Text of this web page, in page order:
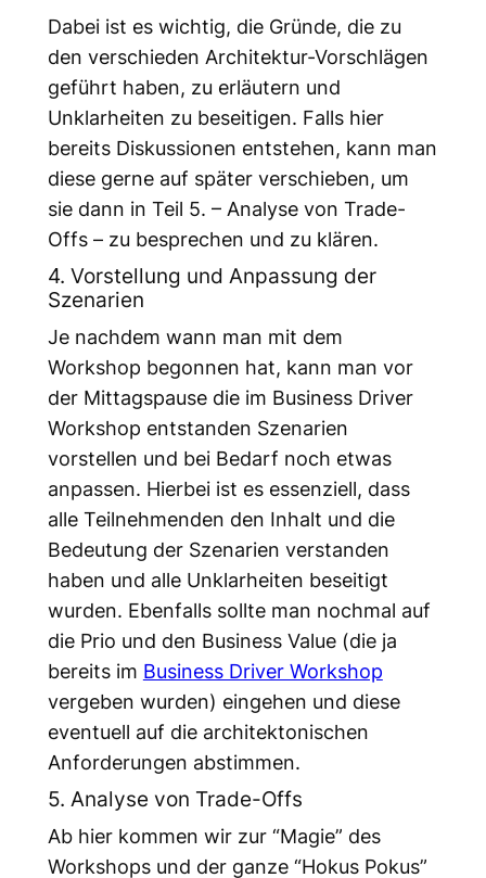
Dabei ist es wichtig, die Gründe, die zu
den verschieden Architektur-Vorschlägen
geführt haben, zu erläutern und
Unklarheiten zu beseitigen. Falls hier
bereits Diskussionen entstehen, kann man
diese gerne auf später verschieben, um
sie dann in Teil 5. – Analyse von Trade-
Offs – zu besprechen und zu klären.
4. Vorstellung und Anpassung der
Szenarien
Je nachdem wann man mit dem
Workshop begonnen hat, kann man vor
der Mittagspause die im Business Driver
Workshop entstanden Szenarien
vorstellen und bei Bedarf noch etwas
anpassen. Hierbei ist es essenziell, dass
alle Teilnehmenden den Inhalt und die
Bedeutung der Szenarien verstanden
haben und alle Unklarheiten beseitigt
wurden. Ebenfalls sollte man nochmal auf
die Prio und den Business Value (die ja
bereits im Business Driver Workshop
vergeben wurden) eingehen und diese
eventuell auf die architektonischen
Anforderungen abstimmen.
5. Analyse von Trade-Offs
Ab hier kommen wir zur “Magie” des
Workshops und der ganze “Hokus Pokus”